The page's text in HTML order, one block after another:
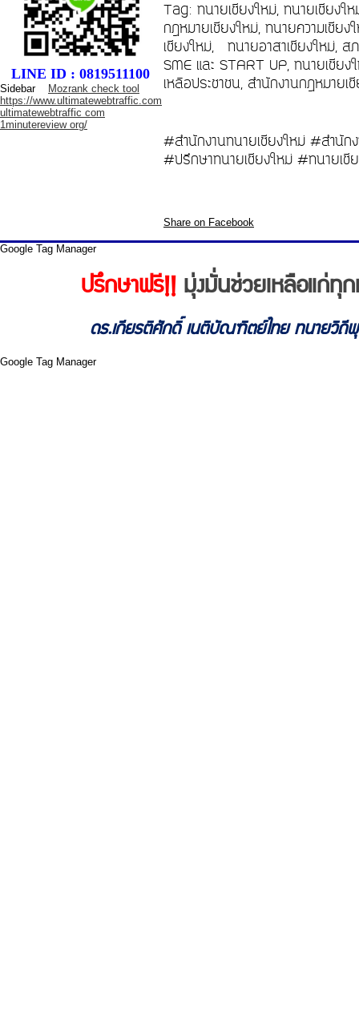
LINE ID : 0819511100
Sidebar
Mozrank check tool
https://www.ultimatewebtraffic.com
ultimatewebtraffic com
1minutereview org/
Tag: ทนายเชียงใหม่, ทนายเชียงใ
กฎหมายเชียงใหม่, ทนายความเชีย
เชียงใหม่, ทนายอาสาเชียงใหม่, ส
SME และ START UP, ทนายเชีย
เหลือประชาชน, สำนักงานกฎหมาย
#สำนักงานทนายเชียงใหม่ #สำนัก
#ปรึกษาทนายเชียงใหม่ #ทนายเชี
Share on Facebook
Google Tag Manager
ปรึกษาฟรี!! มุ่งมั่นช่วยเหลือแก่ทุ
ดร.เกียรติศักดิ์ เนติบัณฑิตย์ไทย ทนายวิถีพุ
Google Tag Manager